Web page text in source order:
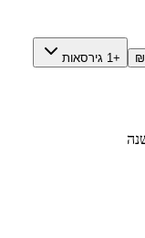
₪ +1 גירסאות